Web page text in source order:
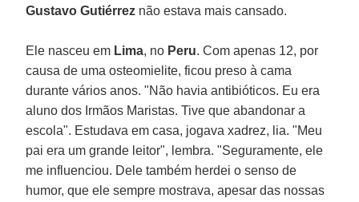
Gustavo Gutiérrez não estava mais cansado.
Ele nasceu em Lima, no Peru. Com apenas 12, por
causa de uma osteomielite, ficou preso à cama
durante vários anos. "Não havia antibióticos. Eu era
aluno dos Irmãos Maristas. Tive que abandonar a
escola". Estudava em casa, jogava xadrez, lia. "Meu
pai era um grande leitor", lembra. "Seguramente, ele
me influenciou. Dele também herdei o senso de
humor, que ele sempre mostrava, apesar das nossas